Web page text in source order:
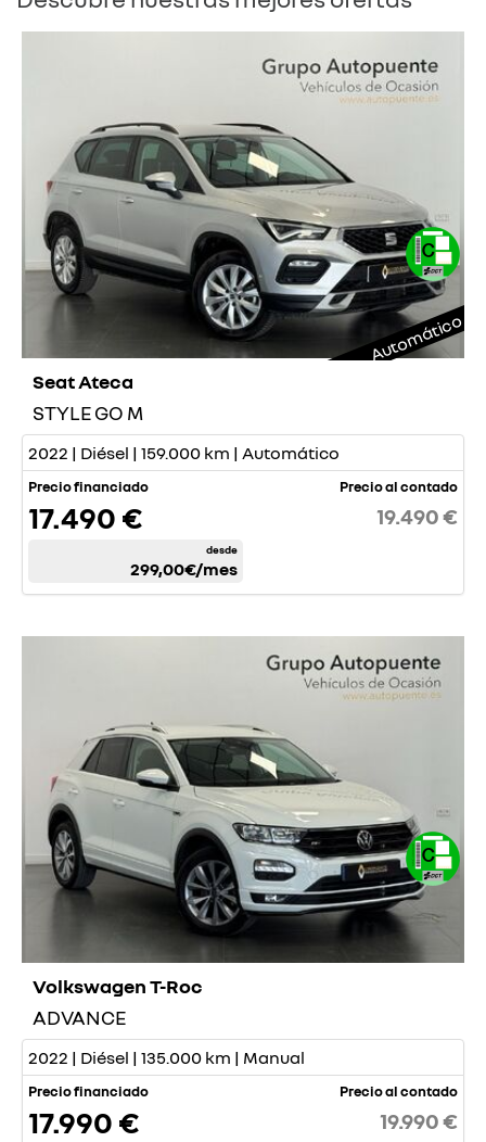
Automático
Seat Ateca
STYLE GO M
2022 | Diésel | 159.000 km | Automático
Precio financiado
17.490 €
desde
299,00€/mes
Precio al contado
19.490 €
Volkswagen T-Roc
ADVANCE
2022 | Diésel | 135.000 km | Manual
Precio financiado
17.990 €
Precio al contado
19.990 €